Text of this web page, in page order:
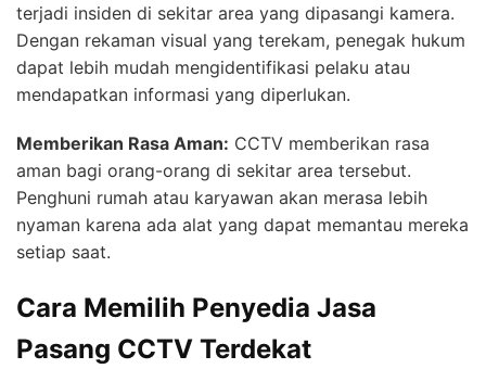
terjadi insiden di sekitar area yang dipasangi kamera.
Dengan rekaman visual yang terekam, penegak hukum
dapat lebih mudah mengidentifikasi pelaku atau
mendapatkan informasi yang diperlukan.
Memberikan Rasa Aman: CCTV memberikan rasa
aman bagi orang-orang di sekitar area tersebut.
Penghuni rumah atau karyawan akan merasa lebih
nyaman karena ada alat yang dapat memantau mereka
setiap saat.
Cara Memilih Penyedia Jasa
Pasang CCTV Terdekat